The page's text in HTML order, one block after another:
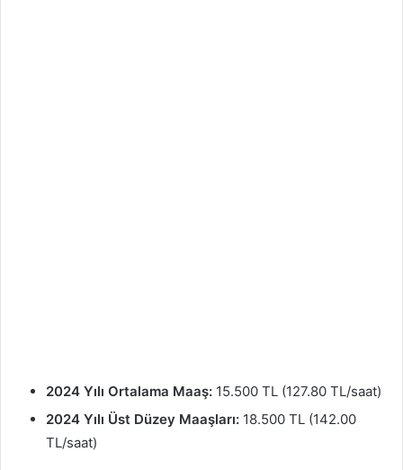
2024 Yılı Ortalama Maaş: 15.500 TL (127.80 TL/saat)
2024 Yılı Üst Düzey Maaşları: 18.500 TL (142.00
TL/saat)